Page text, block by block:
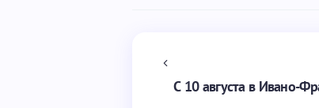
С 10 августа в Ивано-